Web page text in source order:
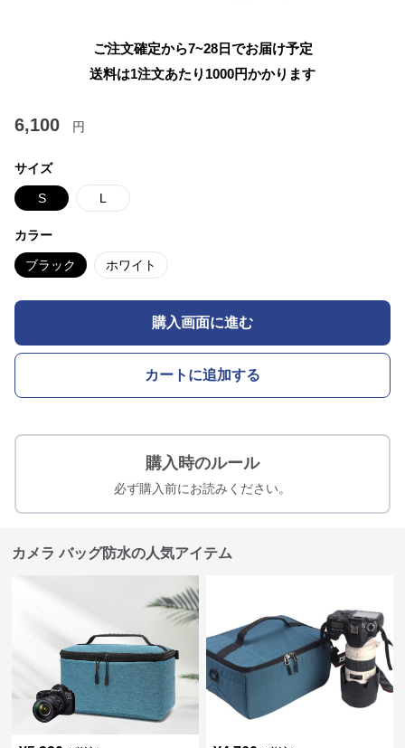
ご注文確定から7~28日でお届け予定
送料は1注文あたり 1000円かかります
6,100 円
サイズ
S L
カラー
ブラック ホワイト
購入画面に進む
カートに追加する
購入時のルール
必ず購入前にお読みください。
カメラ バッグ防水の人気アイテム